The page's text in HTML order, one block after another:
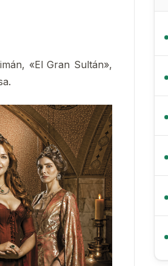
«El Gran Sultán»,